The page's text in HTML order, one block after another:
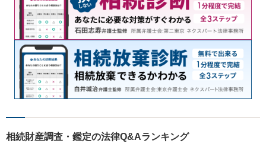
相続財産調査・鑑定の法律Q&Aランキング